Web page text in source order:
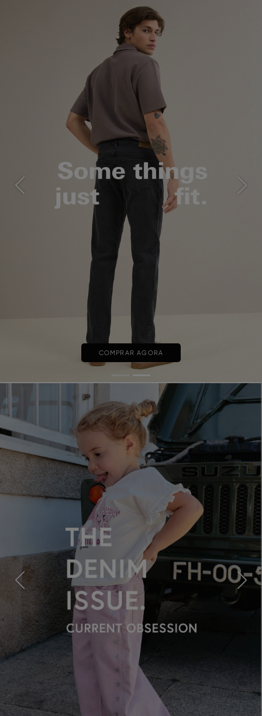
COMPRAR AGORA
Previous Next
Previous Next